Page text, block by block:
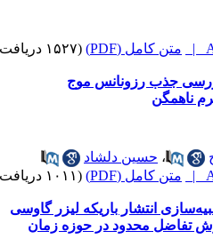
متن کامل (PDF) (۱۵۲۷ دریافت)
جذب رزونانس موج
ناهمگن
،حسین دلشاد
متن کامل (PDF) (۱۰۱۱ دریافت)
انتشار باریکه لیزر گاوسی
تفاضل محدود در حوزه زمان